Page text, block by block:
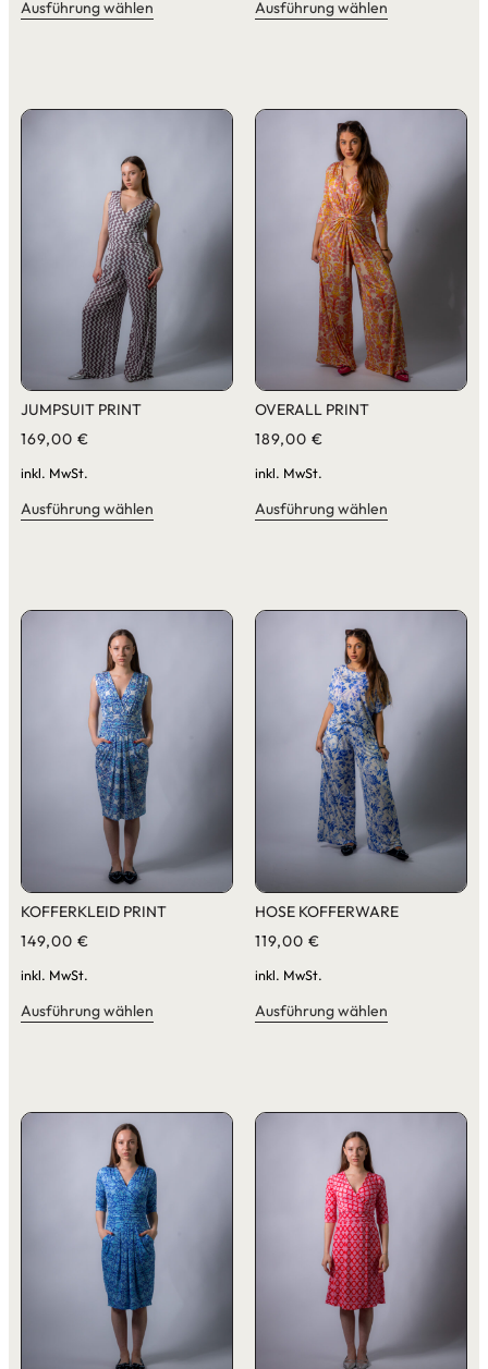
Ausführung wählen Ausführung wählen
JUMPSUIT PRINT
169,00 €
inkl. MwSt.
Ausführung wählen
OVERALL PRINT
189,00 €
inkl. MwSt.
Ausführung wählen
KOFFERKLEID PRINT
149,00 €
inkl. MwSt.
Ausführung wählen
HOSE KOFFERWARE
119,00 €
inkl. MwSt.
Ausführung wählen